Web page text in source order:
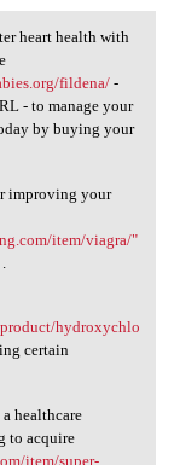
heart health with
fildena/-
- to manage your
by buying your
improving your
item/viagra/"
hydroxychlo
certain
healthcare
to acquire
item/super-